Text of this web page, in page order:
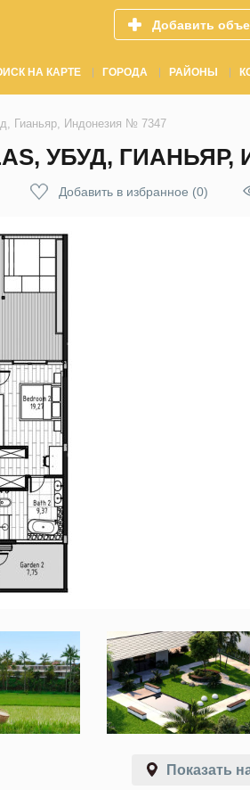
Добавить
НА КАРТЕ ГОРОДА РАЙОНЫ
Гианьяр, Индонезия № 7347
УБУД,
Добавить в избранное (0)
Показать